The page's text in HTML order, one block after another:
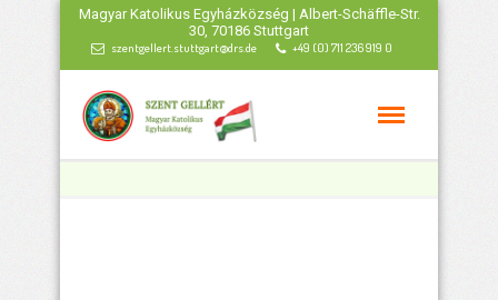
Magyar Katolikus Egyházközség | Albert-Schäffle-Str.
30, 70186 Stuttgart
szentgellert.stuttgart@drs.de +49 (0) 711 236 919 0